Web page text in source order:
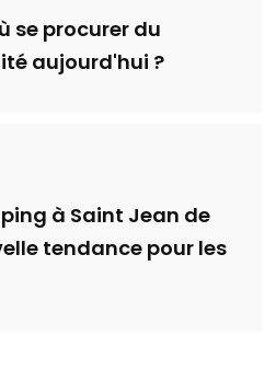
se procurer du
aujourd'hui ?
à Saint Jean de
tendance pour les